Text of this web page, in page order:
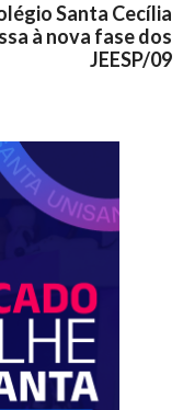
Santa Cecília
à nova fase dos
JEESP/09